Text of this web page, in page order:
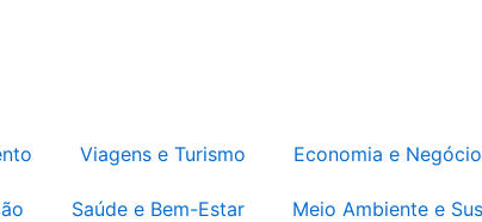
Viagens e Turismo Economia e
Saúde e Bem-Estar Meio Ambiente e